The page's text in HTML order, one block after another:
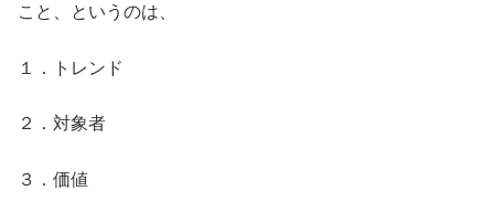
こと、というのは、
１．トレンド
２．対象者
３．価値